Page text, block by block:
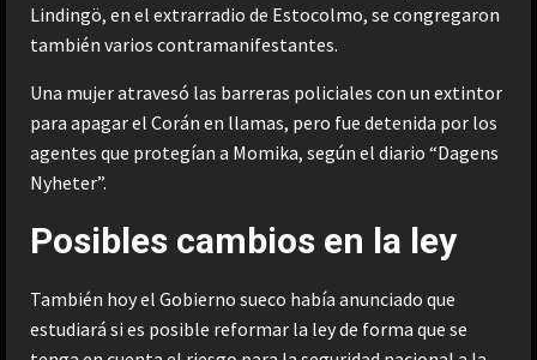
Lindingö, en el extrarradio de Estocolmo, se congregaron
también varios contramanifestantes.
Una mujer atravesó las barreras policiales con un extintor
para apagar el Corán en llamas, pero fue detenida por los
agentes que protegían a Momika, según el diario “Dagens
Nyheter”.
Posibles cambios en la ley
También hoy el Gobierno sueco había anunciado que
estudiará si es posible reformar la ley de forma que se